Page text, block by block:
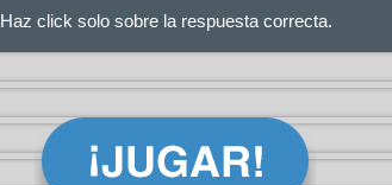
Haz click solo sobre la respuesta correcta.